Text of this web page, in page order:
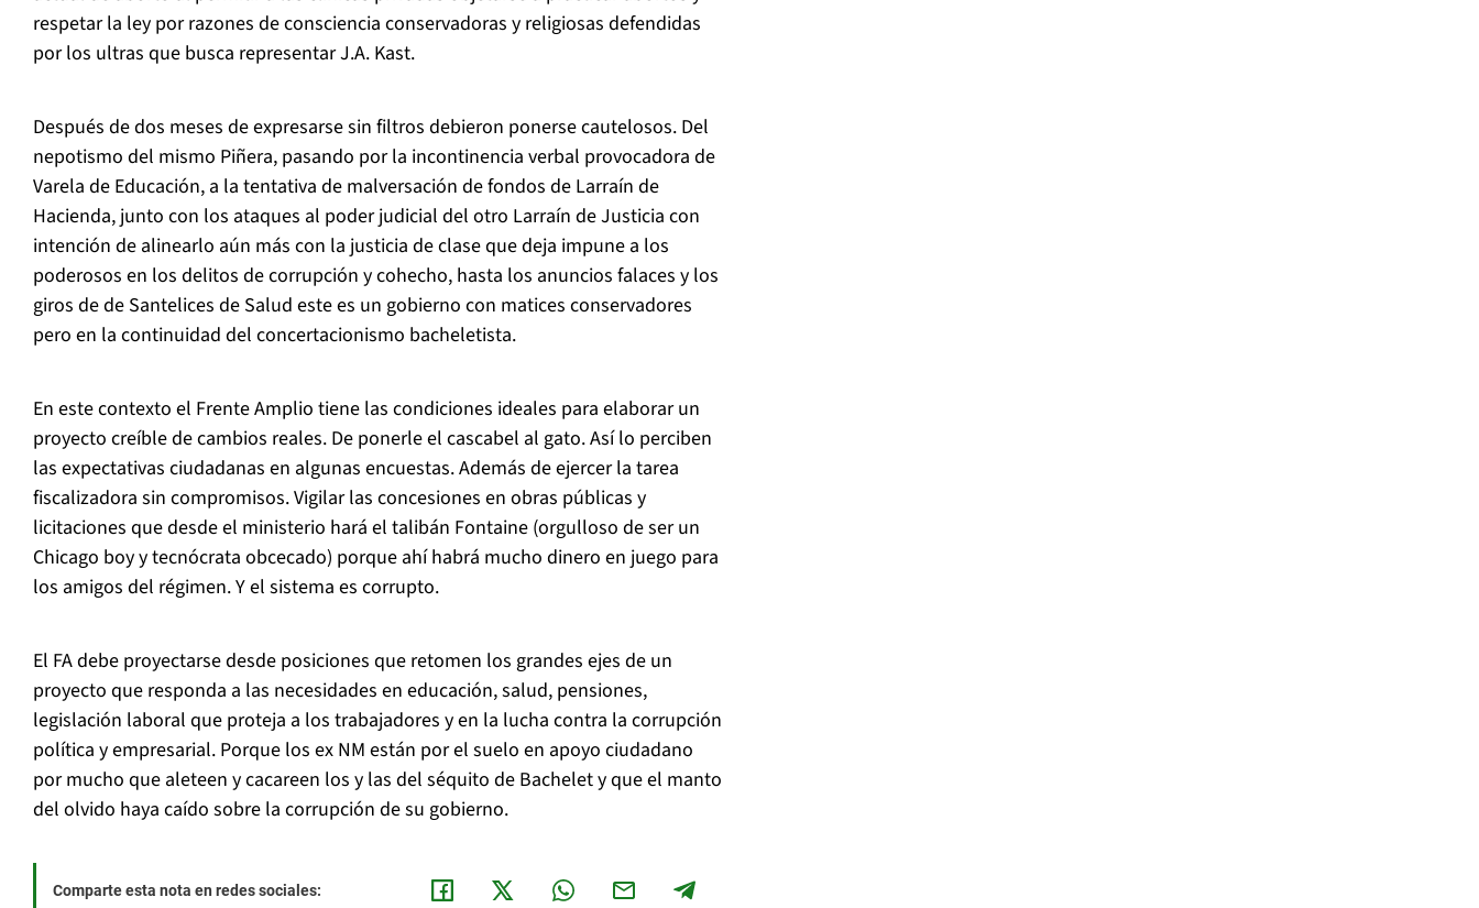
respetar la ley por razones de consciencia conservadoras y religiosas defendidas
por los ultras que busca representar J.A. Kast.
Después de dos meses de expresarse sin filtros debieron ponerse cautelosos. Del
nepotismo del mismo Piñera, pasando por la incontinencia verbal provocadora de
Varela de Educación, a la tentativa de malversación de fondos de Larraín de
Hacienda, junto con los ataques al poder judicial del otro Larraín de Justicia con
intención de alinearlo aún más con la justicia de clase que deja impune a los
poderosos en los delitos de corrupción y cohecho, hasta los anuncios falaces y los
giros de de Santelices de Salud este es un gobierno con matices conservadores
pero en la continuidad del concertacionismo bacheletista.
En este contexto el Frente Amplio tiene las condiciones ideales para elaborar un
proyecto creíble de cambios reales. De ponerle el cascabel al gato. Así lo perciben
las expectativas ciudadanas en algunas encuestas. Además de ejercer la tarea
fiscalizadora sin compromisos. Vigilar las concesiones en obras públicas y
licitaciones que desde el ministerio hará el talibán Fontaine (orgulloso de ser un
Chicago boy y tecnócrata obcecado) porque ahí habrá mucho dinero en juego para
los amigos del régimen. Y el sistema es corrupto.
El FA debe proyectarse desde posiciones que retomen los grandes ejes de un
proyecto que responda a las necesidades en educación, salud, pensiones,
legislación laboral que proteja a los trabajadores y en la lucha contra la corrupción
política y empresarial. Porque los ex NM están por el suelo en apoyo ciudadano
por mucho que aleteen y cacareen los y las del séquito de Bachelet y que el manto
del olvido haya caído sobre la corrupción de su gobierno.
Comparte esta nota en redes sociales: